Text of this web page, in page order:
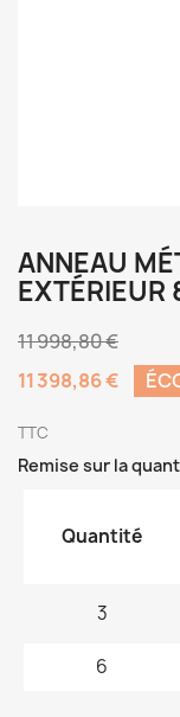
ANNEAU
11 998,80 €
11 398,86 €
TTC
Remise sur la
Quantité
3
6